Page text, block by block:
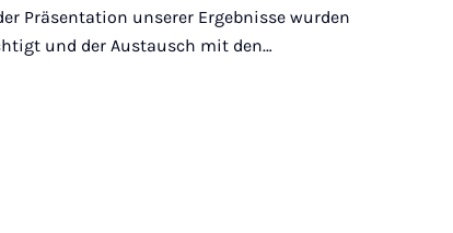
Präsentation unserer Ergebnisse wurden
und der Austausch mit den…